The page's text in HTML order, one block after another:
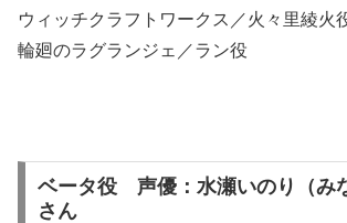
ウィッチクラフトワークス／火々里綾火
輪廻のラグランジェ／ラン役
ベータ役 声優：水瀬いのり（み
さん